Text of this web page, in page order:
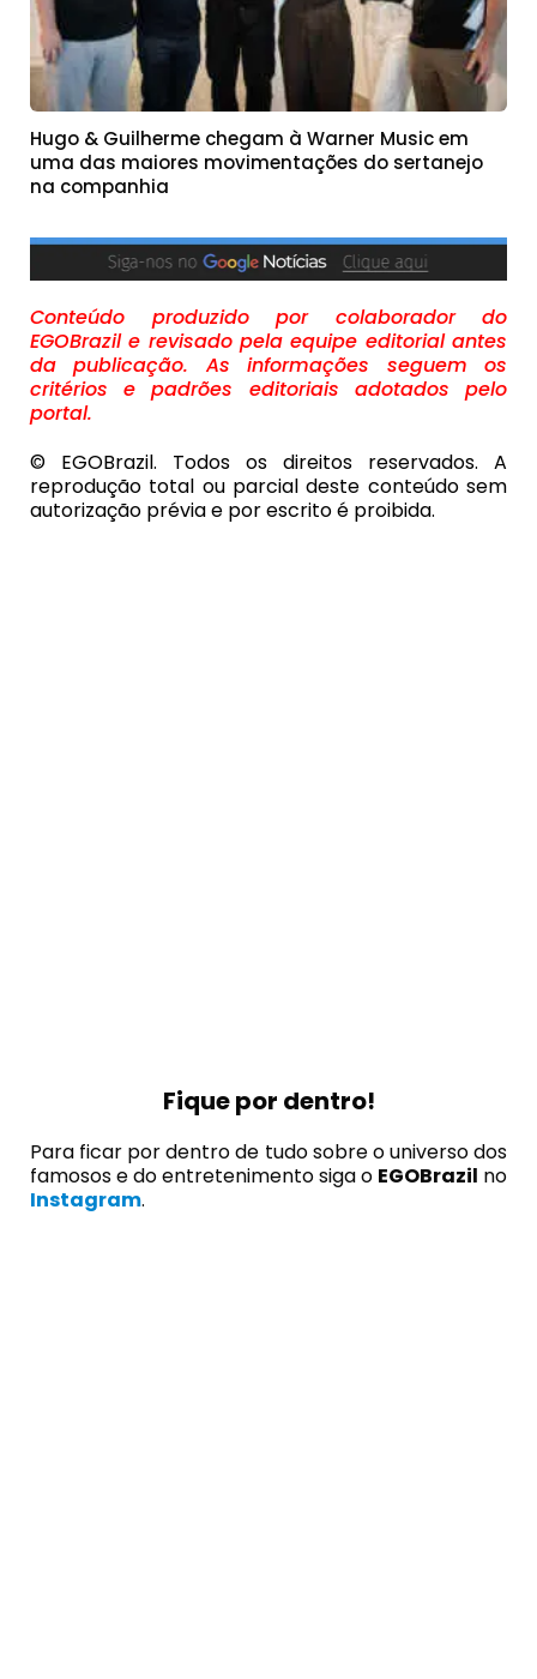
Hugo & Guilherme chegam à Warner Music em
uma das maiores movimentações do sertanejo
na companhia
Conteúdo produzido por colaborador do
EGOBrazil e revisado pela equipe editorial antes
da publicação. As informações seguem os
critérios e padrões editoriais adotados pelo
portal.
© EGOBrazil. Todos os direitos reservados. A
reprodução total ou parcial deste conteúdo sem
autorização prévia e por escrito é proibida.
Fique por dentro!
Para ficar por dentro de tudo sobre o universo dos
famosos e do entretenimento siga o EGOBrazil no
Instagram.